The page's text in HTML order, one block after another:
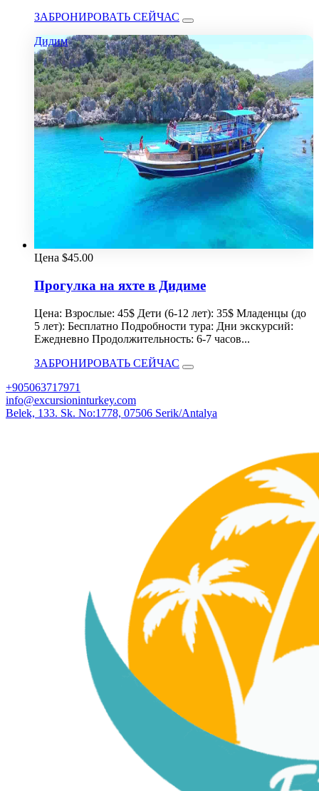
ЗАБРОНИРОВАТЬ СЕЙЧАС
Дидим
Цена $45.00
Прогулка на яхте в Дидиме
Цена: Взрослые: 45$ Дети (6-12 лет): 35$ Младенцы (до
5 лет): Бесплатно Подробности тура: Дни экскурсий:
Ежедневно Продолжительность: 6-7 часов...
ЗАБРОНИРОВАТЬ СЕЙЧАС
+905063717971
info@excursioninturkey.com
Belek, 133. Sk. No:1778, 07506 Serik/Antalya